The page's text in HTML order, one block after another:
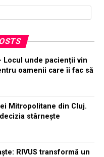
Locul unde pacienții vin
oamenii care îi fac să
Mitropolitane din Cluj.
stârnește
RIVUS transformă un